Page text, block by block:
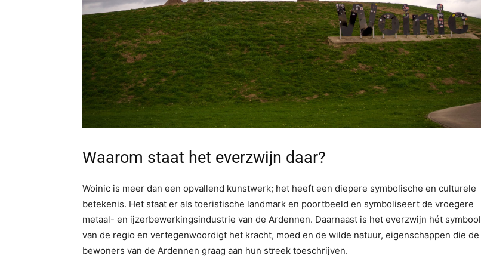
Waarom staat het everzwijn daar?
Woinic is meer dan een opvallend kunstwerk; het heeft een diepere symbolische en culturele
betekenis. Het staat er als toeristische landmark en poortbeeld en symboliseert de vroegere
metaal- en ijzerbewerkingsindustrie van de Ardennen. Daarnaast is het everzwijn hét symbool
van de regio en vertegenwoordigt het kracht, moed en de wilde natuur, eigenschappen die de
bewoners van de Ardennen graag aan hun streek toeschrijven.